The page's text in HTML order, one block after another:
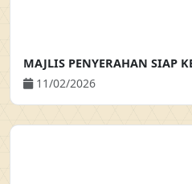
11/02/2026